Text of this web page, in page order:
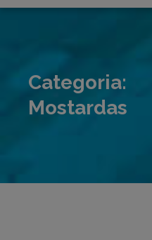
Categoria:
Mostardas